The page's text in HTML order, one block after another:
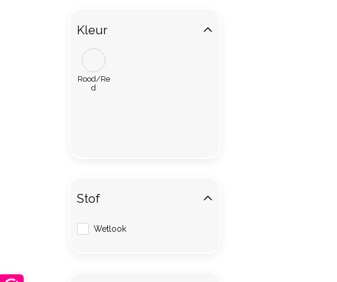
Kleur
Rood/Re
d
Stof
Wetlook